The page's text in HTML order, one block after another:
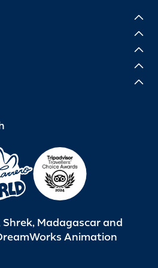
Madagascar and
Animation